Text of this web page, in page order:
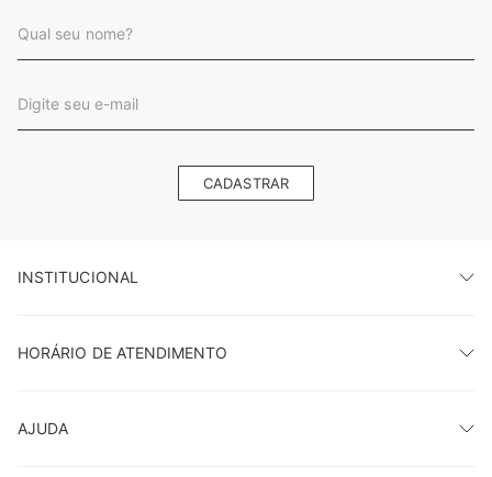
CADASTRAR
INSTITUCIONAL
HORÁRIO DE ATENDIMENTO
AJUDA